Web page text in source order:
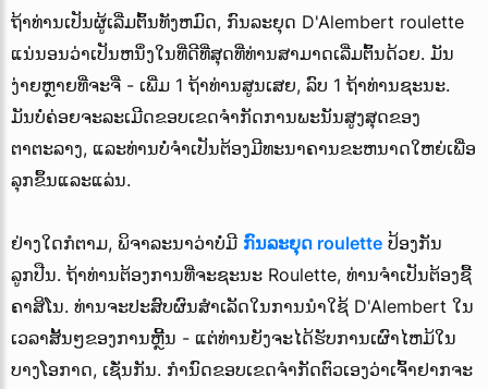
ຖ້າທ່ານເປັນຜູ້ເລີ່ມຕົ້ນທັງຫມົດ, ກົນລະຍຸດ D'Alembert roulette
ແນ່ນອນວ່າເປັນຫນຶ່ງໃນທີ່ດີທີ່ສຸດທີ່ທ່ານສາມາດເລີ່ມຕົ້ນດ້ວຍ. ມັນ
ງ່າຍຫຼາຍທີ່ຈະຈື່ - ເພີ່ມ 1 ຖ້າທ່ານສູນເສຍ, ລົບ 1 ຖ້າທ່ານຊະນະ.
ມັນບໍ່ຄ່ອຍຈະລະເມີດຂອບເຂດຈໍາກັດການພະນັນສູງສຸດຂອງ
ຕາຕະລາງ, ແລະທ່ານບໍ່ຈໍາເປັນຕ້ອງມີທະນາຄານຂະຫນາດໃຫຍ່ເພື່ອ
ລຸກຂຶ້ນແລະແລ່ນ.
ຢ່າງໃດກໍຕາມ, ພິຈາລະນາວ່າບໍ່ມີ ກົນລະຍຸດ roulette ປ້ອງກັນ
ລູກປືນ. ຖ້າທ່ານຕ້ອງການທີ່ຈະຊະນະ Roulette, ທ່ານຈໍາເປັນຕ້ອງຊື້
ຄາສິໂນ. ທ່ານຈະປະສົບຜົນສໍາເລັດໃນການນໍາໃຊ້ D'Alembert ໃນ
ເວລາສັ້ນໆຂອງການຫຼີ້ນ - ແຕ່ທ່ານຍັງຈະໄດ້ຮັບການເຜົາໄຫມ້ໃນ
ບາງໂອກາດ, ເຊັ່ນກັນ. ກໍານົດຂອບເຂດຈໍາກັດຕົວເອງວ່າເຈົ້າຢາກຈະ